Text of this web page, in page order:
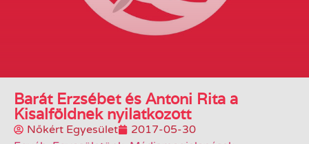
Barát Erzsébet és Antoni Rita a
Kisalföldnek nyilatkozott
Nőkért Egyesület
2017-05-30